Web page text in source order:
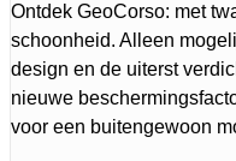
Ontdek GeoCorso: met
schoonheid. Alleen
design en de uiterst
nieuwe
voor een buitengewoon